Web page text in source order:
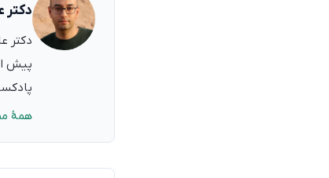
دکتر
پیش
همهٔ